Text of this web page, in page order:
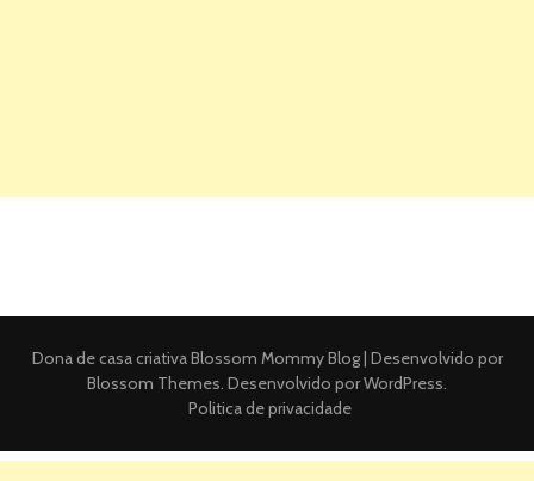
Dona de casa criativaBlossom Mommy Blog | Desenvolvido por
Blossom Themes. Desenvolvido porWordPress.
Politica de privacidade